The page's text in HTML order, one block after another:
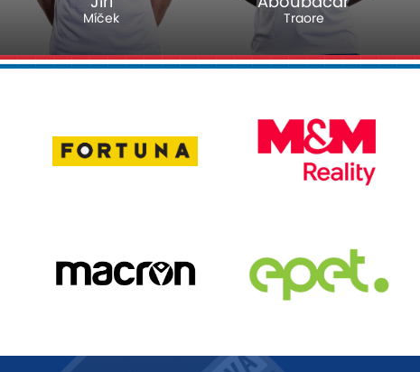
Míček Traore